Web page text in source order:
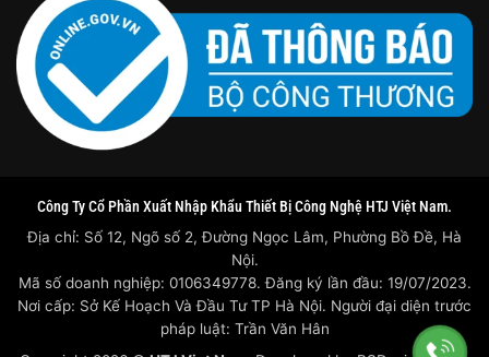
Công Ty Cổ Phần Xuất Nhập Khẩu Thiết Bị Công Nghệ HTJ Việt Nam.
Địa chỉ: Số 12, Ngõ số 2, Đường Ngọc Lâm, Phường Bồ Đề, Hà
Nội.
Mã số doanh nghiệp: 0106349778. Đăng ký lần đầu: 19/07/2023.
Nơi cấp: Sở Kế Hoạch Và Đầu Tư TP Hà Nội. Người đại diện trước
pháp luật: Trần Văn Hân